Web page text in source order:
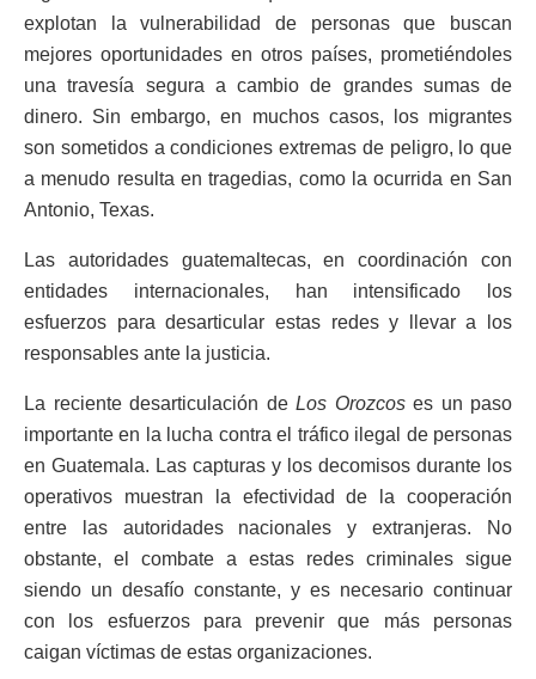
explotan la vulnerabilidad de personas que buscan
mejores oportunidades en otros países, prometiéndoles
una travesía segura a cambio de grandes sumas de
dinero. Sin embargo, en muchos casos, los migrantes
son sometidos a condiciones extremas de peligro, lo que
a menudo resulta en tragedias, como la ocurrida en San
Antonio, Texas.
Las autoridades guatemaltecas, en coordinación con
entidades internacionales, han intensificado los
esfuerzos para desarticular estas redes y llevar a los
responsables ante la justicia.
La reciente desarticulación de Los Orozcoses un paso
importante en la lucha contra el tráfico ilegal de personas
en Guatemala. Las capturas y los decomisos durante los
operativos muestran la efectividad de la cooperación
entre las autoridades nacionales y extranjeras. No
obstante, el combate a estas redes criminales sigue
siendo un desafío constante, y es necesario continuar
con los esfuerzos para prevenir que más personas
caigan víctimas de estas organizaciones.